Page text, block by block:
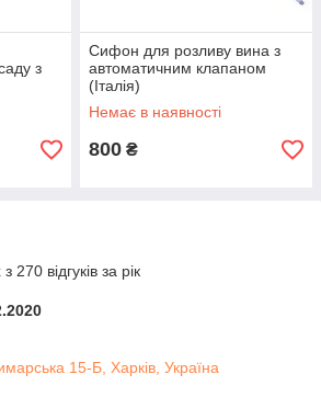
з
Сифон для розливу вина з
автоматичним клапаном
(Італія)
Немає в наявності
800 ₴
270 відгуків за рік
15-Б, Харків, Україна